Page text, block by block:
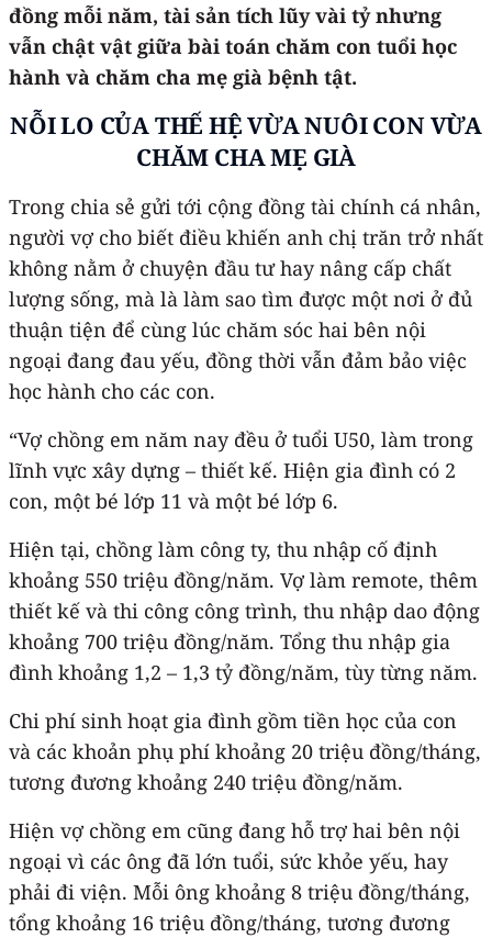
đồng mỗi năm, tài sản tích lũy vài tỷ nhưng
vẫn chật vật giữa bài toán chăm con tuổi học
hành và chăm cha mẹ già bệnh tật.
NỖI LO CỦA THẾ HỆ VỪA NUÔI CON VỪA
CHĂM CHAMẸ GIÀ
Trong chia sẻ gửi tới cộng đồng tài chính cá nhân,
người vợ cho biết điều khiến anh chị trăn trở nhất
không nằm ở chuyện đầu tư hay nâng cấp chất
lượng sống, mà là làm sao tìm được một nơi ở đủ
thuận tiện để cùng lúc chăm sóc hai bên nội
ngoại đang đau yếu, đồng thời vẫn đảm bảo việc
học hành cho các con.
“Vợ chồng em năm nay đều ở tuổi U50, làm trong
lĩnh vực xây dựng – thiết kế. Hiện gia đình có 2
con, một bé lớp 11 và một bé lớp 6.
Hiện tại, chồng làm công ty, thu nhập cố định
khoảng 550 triệu đồng/năm. Vợ làm remote, thêm
thiết kế và thi công công trình, thu nhập dao động
khoảng 700 triệu đồng/năm. Tổng thu nhập gia
đình khoảng 1,2 – 1,3 tỷ đồng/năm, tùy từng năm.
Chi phí sinh hoạt gia đình gồm tiền học của con
và các khoản phụ phí khoảng 20 triệu đồng/tháng,
tương đương khoảng 240 triệu đồng/năm.
Hiện vợ chồng em cũng đang hỗ trợ hai bên nội
ngoại vì các ông đã lớn tuổi, sức khỏe yếu, hay
phải đi viện. Mỗi ông khoảng 8 triệu đồng/tháng,
tổng khoảng 16 triệu đồng/tháng, tương đương